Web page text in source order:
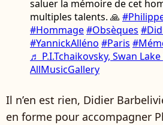
saluer la mémoire de cet
multiples talents. 🙏
#Hommage#Obsèques
#YannickAlléno #Paris
♬ P.I.Tchaikovsky, Swan
AllMusicGallery
Il n’en est rien, Didier
en forme pour accompagner